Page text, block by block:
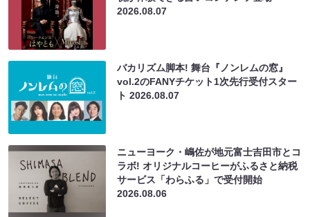
2026.08.07
バカリズム脚本! 舞台『ノンレムの窓』
vol.2のFANYチケット1次先行受付スター
ト2026.08.07
ニューヨーク・嶋佐が地元富士吉田市とコ
ラボ! オリジナルコーヒーがふるさと納税
サービス「わらふる」で受付開始
2026.08.06